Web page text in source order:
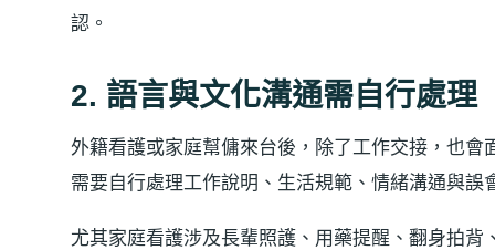
認。
2. 語言與文化溝通需自行處理
外籍看護或家庭幫傭來台後，除了工作交接，也
需要自行處理工作說明、生活規範、情緒溝通與誤
尤其家庭看護涉及長輩照護、用藥提醒、翻身拍